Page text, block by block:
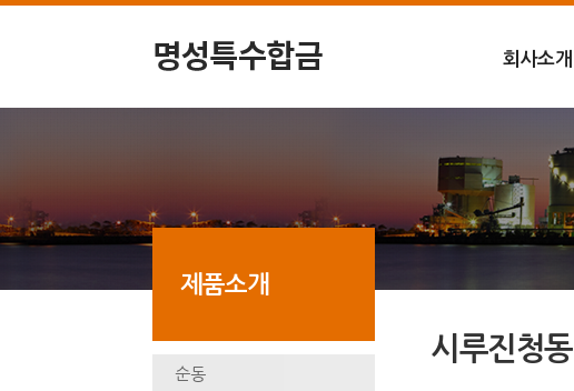
회사소개
제품소개
순동
시루진청동